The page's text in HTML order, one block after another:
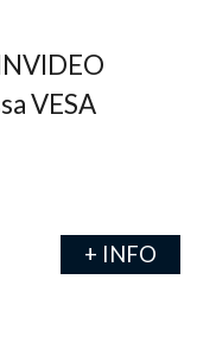
VESA
+ INFO